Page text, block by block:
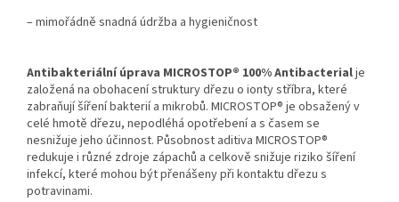
– mimořádně snadná údržba a hygieničnost
Antibakteriální úprava MICROSTOP® 100% Antibacterialje
založená na obohacení struktury dřezu o ionty stříbra, které
zabraňují šíření bakterií a mikrobů. MICROSTOP® je obsažený v
celé hmotě dřezu, nepodléhá opotřebení a s časem se
nesnižuje jeho účinnost. Působnost aditiva MICROSTOP®
redukuje i různé zdroje zápachů a celkově snižuje riziko šíření
infekcí, které mohou být přenášeny při kontaktu dřezu s
potravinami.